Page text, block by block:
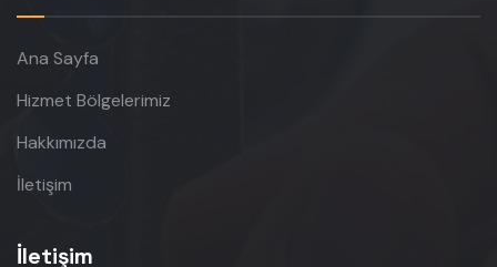
Ana Sayfa
Hizmet Bölgelerimiz
Hakkımızda
İletişim
İletişim